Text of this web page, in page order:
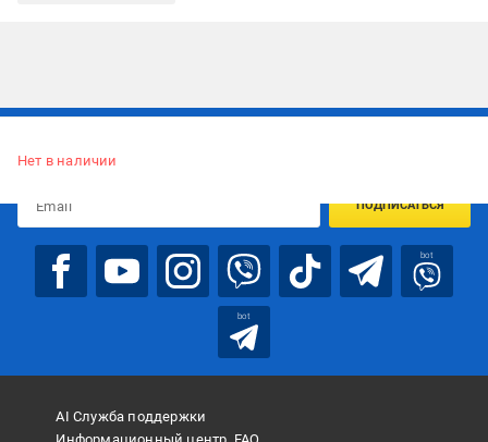
Нет в наличии
ПОДПИСАТЬСЯ
bot
bot
AI Служба поддержки